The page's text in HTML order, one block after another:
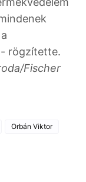
rögzítette.
Fischer
Orbán Viktor